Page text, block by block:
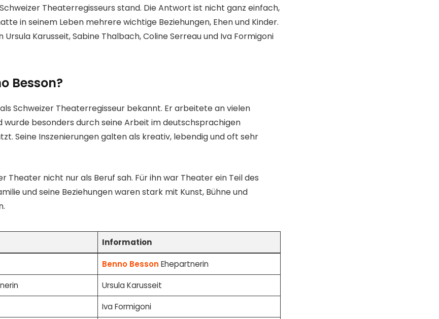
Theaterregisseurs stand. Die Antwort ist nicht ganz einfach,
in seinem Leben mehrere wichtige Beziehungen, Ehen und Kinder.
Karusseit, Sabine Thalbach, Coline Serreau und Iva Formigoni
Besson?
Schweizer Theaterregisseur bekannt. Er arbeitete an vielen
wurde besonders durch seine Arbeit im deutschsprachigen
Seine Inszenierungen galten als kreativ, lebendig und oft sehr
Theater nicht nur als Beruf sah. Für ihn war Theater ein Teil des
und seine Beziehungen waren stark mit Kunst, Bühne und
Information
Benno Besson Ehepartnerin
Ursula Karusseit
Iva Formigoni